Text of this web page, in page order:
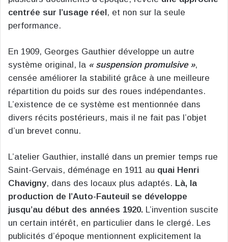
centrée sur l’usage réel , et non sur la seule
performance.
En 1909, Georges Gauthier développe un autre
système original, la « suspension promulsive »,
censée améliorer la stabilité grâce à une meilleure
répartition du poids sur des roues indépendantes.
L’existence de ce système est mentionnée dans
divers récits postérieurs, mais il ne fait pas l’objet
d’un brevet connu.
L’atelier Gauthier, installé dans un premier temps rue
Saint-Gervais, déménage en 1911 au quai Henri
Chavigny, dans des locaux plus adaptés. Là, la
production de l’Auto-Fauteuil se développe
jusqu’au début des années 1920. L’invention suscite
un certain intérêt, en particulier dans le clergé. Les
publicités d’époque mentionnent explicitement la